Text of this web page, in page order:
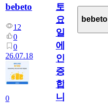
bebeto
12
0
0
26.07.18
0
토
요
일
에
인
증
합
니
bebeto